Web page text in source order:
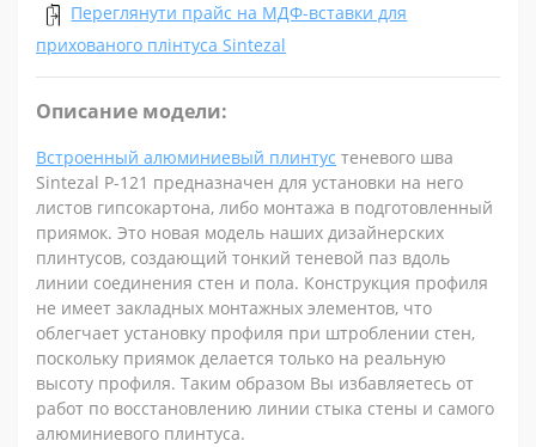
Переглянути прайс на МДФ-вставки для
прихованого плінтуса Sintezal
Описание модели:
Встроенный алюминиевый плинтус теневого шва
Sintezal P-121 предназначен для установки на него
листов гипсокартона, либо монтажа в подготовленный
приямок. Это новая модель наших дизайнерских
плинтусов, создающий тонкий теневой паз вдоль
линии соединения стен и пола. Конструкция профиля
не имеет закладных монтажных элементов, что
облегчает установку профиля при штроблении стен,
поскольку приямок делается только на реальную
высоту профиля. Таким образом Вы избавляетесь от
работ по восстановлению линии стыка стены и самого
алюминиевого плинтуса.